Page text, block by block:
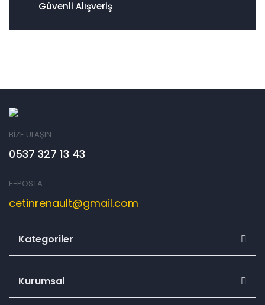
Güvenli Alışveriş
BİZE ULAŞIN
0537 327 13 43
E-POSTA
cetinrenault@gmail.com
Kategoriler
Kurumsal